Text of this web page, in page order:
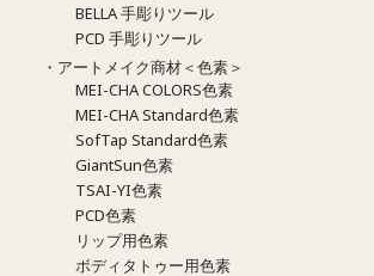
BELLA 手彫りツール
PCD 手彫りツール
・アートメイク商材＜色素＞
MEI-CHA COLORS色素
MEI-CHA Standard色素
SofTap Standard色素
GiantSun色素
TSAI-YI色素
PCD色素
リップ用色素
ボディタトゥー用色素